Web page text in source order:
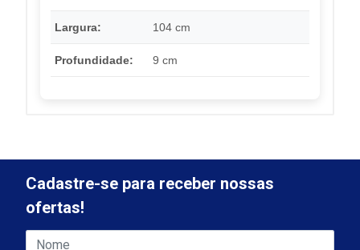
Largura: 104 cm
Profundidade: 9 cm
Cadastre-se para receber nossas
ofertas!